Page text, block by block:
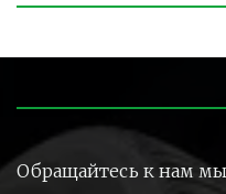
Обращайтесь к нам